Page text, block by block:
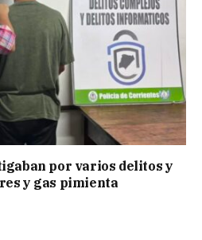
por varios delitos y
y gas pimienta